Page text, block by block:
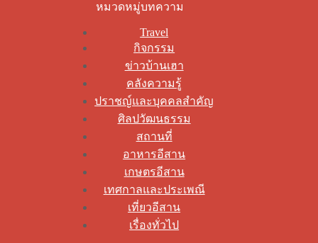
หมวดหมู่บทความ
Travel
กิจกรรม
ข่าวบ้านเฮา
คลังความรู้
ปราชญ์และบุคคลสำคัญ
ศิลปวัฒนธรรม
สถานที่
อาหารอีสาน
เกษตรอีสาน
เทศกาลและประเพณี
เที่ยวอีสาน
เรื่องทั่วไป